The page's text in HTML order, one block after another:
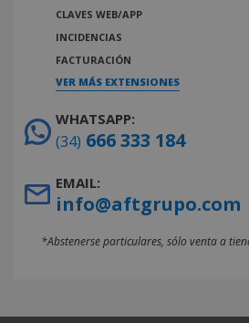
CLAVES WEB/APP
INCIDENCIAS
FACTURACIÓN
VER MÁS EXTENSIONES
WHATSAPP:
(34) 666 333 184
EMAIL:
info@aftgrupo.com
*Abstenerse particulares, sólo venta a